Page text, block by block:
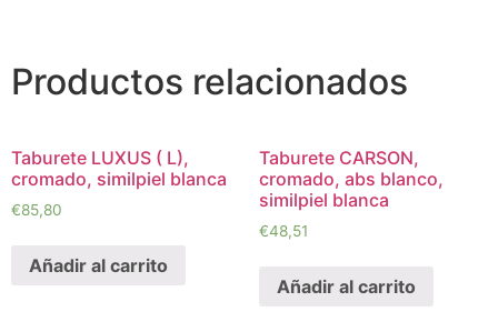
Productos relacionados
Taburete LUXUS ( L),
cromado, similpiel blanca
€85,80
Añadir al carrito
Taburete CARSON,
cromado, abs blanco,
similpiel blanca
€48,51
Añadir al carrito